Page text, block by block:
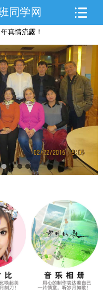
同学网
年真情流露！